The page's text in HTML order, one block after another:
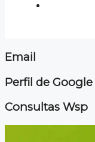
Email
Perfil de Google
Consultas Wsp